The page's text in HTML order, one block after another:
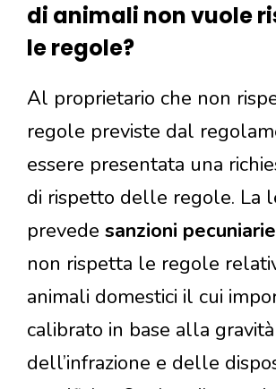
di animali non vuole
le regole?
Al proprietario che non
regole previste dal
essere presentata una
di rispetto delle regole. La
prevede sanzioni pecuniarie
non rispetta le regole
animali domestici il cui
calibrato in base alla gravità
dell’infrazione e delle